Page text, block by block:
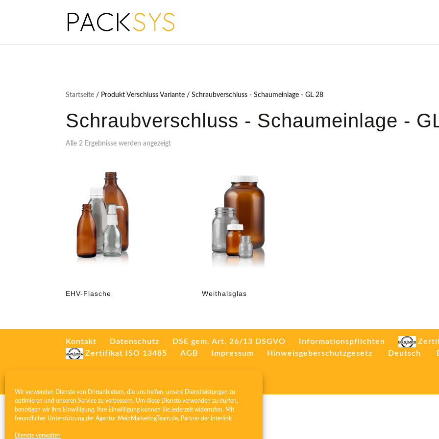
Wir verwenden Dienste von Drittanbietern, die uns helfen, unsere Dienstleistungen zu
optimieren und unseren Service zu verbessern. Um diese Dienste verwenden zu dürfen,
benötigen wir Ihre Einwilligung. Ihre Einwilligung können Sie jederzeit widerrufen. Mit
freundlicher Unterstützung der Agentur MeinMarketingTeam.de, Partner der Interlink
Dienste verwalten
Startseite / Produkt Verschluss Variante / Schraubverschluss - Schaumeinlage - GL 28
Schraubverschluss - Schaumeinlage -
Alle 2 Ergebnisse werden angezeigt
EHV-Flasche Weithalsglas
Kontakt Datenschutz DSE gem. Art. 26/13 DSGVO Informationspflichten
Zertifikat ISO 13485
AGB Impressum Hinweisgeberschutzgesetz Deutsch